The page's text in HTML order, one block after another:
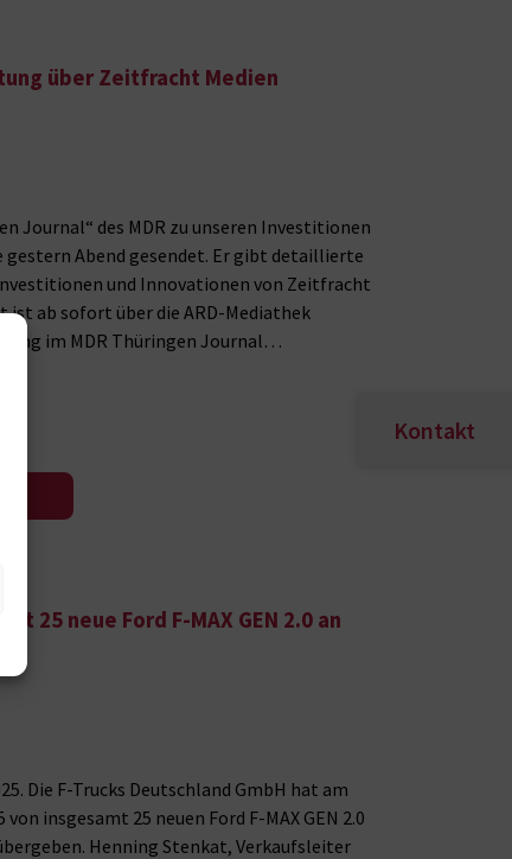
über Zeitfracht Medien
Journal“ des MDR zu unseren Investitionen
Abend gesendet. Er gibt detaillierte
und Innovationen von Zeitfracht
ist ab sofort über die ARD-Mediathek
im MDR Thüringen Journal…
25 neue Ford F-MAX GEN 2.0 an
Die F-Trucks Deutschland GmbH hat am
insgesamt 25 neuen Ford F-MAX GEN 2.0
Henning Stenkat, Verkaufsleiter
Kontakt